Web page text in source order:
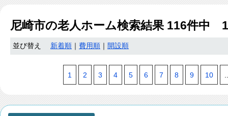
尼崎市の老人ホーム検索結果 116件中 1
並び替え 新着順 費用順 開設順
1 2 3 4 5 6 7 8 9 10